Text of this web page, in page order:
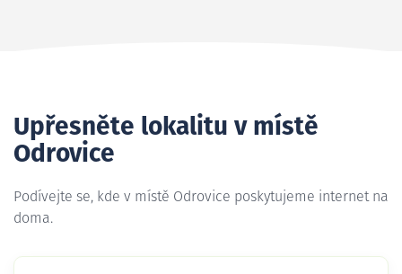
Upřesněte lokalitu v místě
Odrovice
Podívejte se, kde v místě Odrovice poskytujeme internet na
doma.